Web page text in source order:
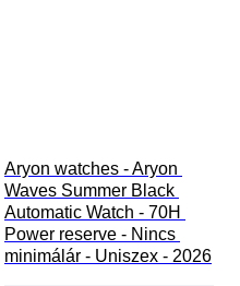
Aryon watches - Aryon
Waves Summer Black
Automatic Watch - 70H
Power reserve - Nincs
minimálár - Uniszex - 2026